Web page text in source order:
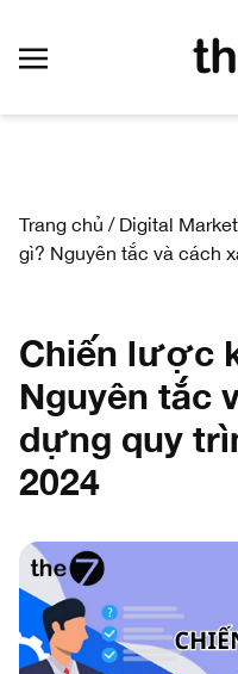
Trang chủ / Digital
gì? Nguyên tắc và cách
Chiến lược
Nguyên tắc
dựng quy
2024